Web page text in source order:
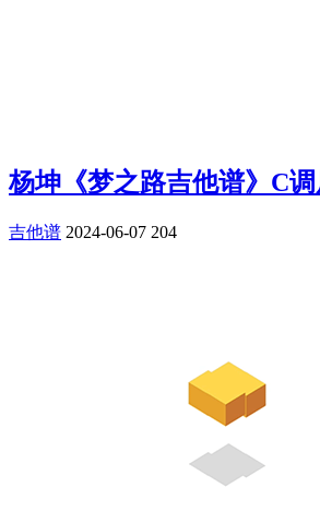
杨坤《梦之路吉他谱》C
吉他谱 2024-06-07 204